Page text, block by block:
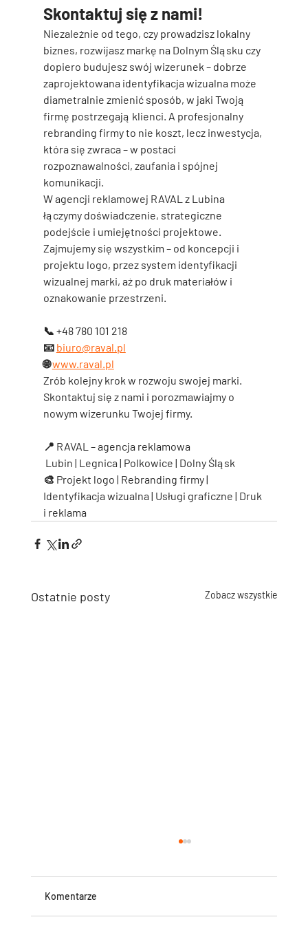
Skontaktuj się z nami!
Niezależnie od tego, czy prowadzisz lokalny
biznes, rozwijasz markę na Dolnym Śląsku czy
dopiero budujesz swój wizerunek – dobrze
zaprojektowana identyfikacja wizualna może
diametralnie zmienić sposób, w jaki Twoją
firmę postrzegają klienci. A profesjonalny
rebranding firmy to nie koszt, lecz inwestycja,
która się zwraca – w postaci
rozpoznawalności, zaufania i spójnej
komunikacji.
W agencji reklamowej RAVAL z Lubina
łączymy doświadczenie, strategiczne
podejście i umiejętności projektowe.
Zajmujemy się wszystkim – od koncepcji i
projektu logo, przez system identyfikacji
wizualnej marki, aż po druk materiałów i
oznakowanie przestrzeni.
📞 +48 780 101 218
📧 biuro@raval.pl
🌐 www.raval.pl
Zrób kolejny krok w rozwoju swojej marki.
Skontaktuj się z nami i porozmawiajmy o
nowym wizerunku Twojej firmy.
📍 RAVAL – agencja reklamowa
Lubin | Legnica | Polkowice | Dolny Śląsk
🎨 Projekt logo | Rebranding firmy |
Identyfikacja wizualna | Usługi graficzne | Druk
i reklama
Ostatnie posty Zobacz wszystkie
Komentarze